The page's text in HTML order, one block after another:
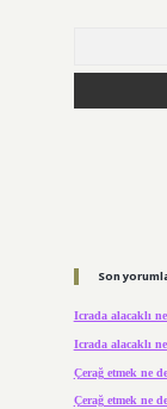
Son
Icrada alacaklı
Icrada alacaklı
Çerağ etmek ne
Çerağ etmek ne